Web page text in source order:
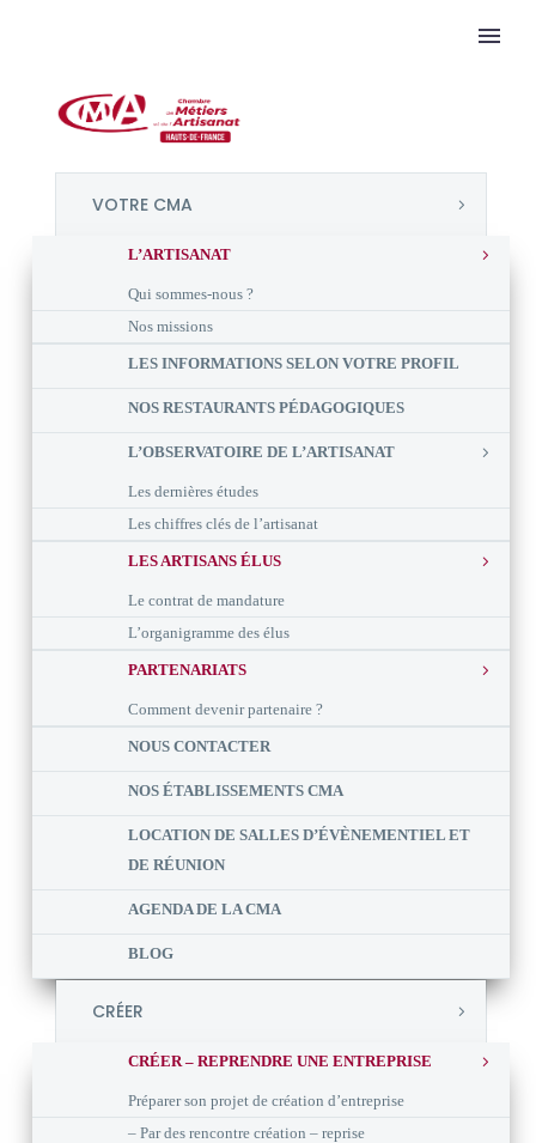
VOTRE CMA
L’ARTISANAT
Qui sommes-nous ?
Nos missions
LES INFORMATIONS SELON VOTRE PROFIL
NOS RESTAURANTS PÉDAGOGIQUES
L’OBSERVATOIRE DE L’ARTISANAT
Les dernières études
Les chiffres clés de l’artisanat
LES ARTISANS ÉLUS
Le contrat de mandature
L’organigramme des élus
PARTENARIATS
Comment devenir partenaire ?
NOUS CONTACTER
NOS ÉTABLISSEMENTS CMA
LOCATION DE SALLES D’ÉVÈNEMENTIEL ET
DE RÉUNION
AGENDA DE LA CMA
BLOG
CRÉER
CRÉER – REPRENDRE UNE ENTREPRISE
Préparer son projet de création d’entreprise
– Par des rencontre création – reprise